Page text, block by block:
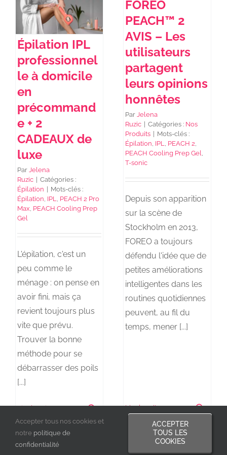
NEWS DE FOREO
SKINCARE
SANTÉ & BIEN-ÊTRE
À PROPOS
CONTACT
Épilation IPL
professionnel
le à domicile
en
précommand
e + 2
CADEAUX de
luxe
Par Jelena
Ruzic | Catégories :
Épilation | Mots-clés :
Épilation IPL
PEACH 2 Pro
Max PEACH Cooling Prep
Gel
L'épilation, c'est un
peu comme le
ménage : on pense en
avoir fini, mais ça
revient toujours plus
vite que prévu.
Trouver la bonne
méthode pour se
débarrasser des poils
[...]
Lire la suite 0
FOREO
PEACH™ 2
AVIS – Les
utilisateurs
partagent
leurs opinions
honnêtes
ParJelena
Ruzic
Catégories : Nos
Produits
Mots-clés :
Épilation, IPL, PEACH 2,
PEACH Cooling Prep Gel,
T-sonic
Depuis son apparition
sur la scène de
Stockholm en 2013,
FOREO a toujours
défendu l'idée que de
petites améliorations
intelligentes dans les
routines quotidiennes
peuvent, au fil du
temps, mener [...]
Lire la suite
0
Accepter tous nos cookies et
notre politique de
confidentialité
ACCEPTER
TOUS LES
COOKIES